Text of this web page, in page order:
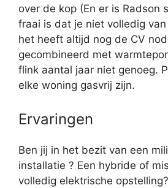
over de kop (En er is Radson
fraai is dat je niet volledig
het heeft altijd nog de CV
gecombineerd met
flink aantal jaar niet genoeg.
elke woning gasvrij zijn.
Ervaringen
Ben jij in het bezit van een
installatie ? Een hybride of
volledig elektrische